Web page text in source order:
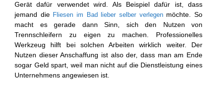
Gerät dafür verwendet wird. Als Beispiel dafür ist, dass
jemand die Fliesen im Bad lieber selber verlegenmöchte. So
macht es gerade dann Sinn, sich den Nutzen von
Trennschleifern zu eigen zu machen. Professionelles
Werkzeug hilft bei solchen Arbeiten wirklich weiter. Der
Nutzen dieser Anschaffung ist also der, dass man am Ende
sogar Geld spart, weil man nicht auf die Dienstleistung eines
Unternehmens angewiesen ist.